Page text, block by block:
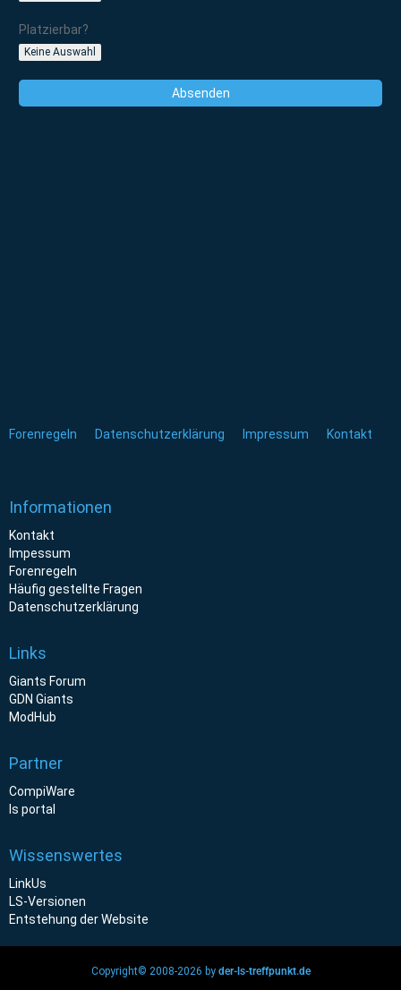
Platzierbar?
Keine Auswahl
Forenregeln Datenschutzerklärung Impressum Kontakt
Informationen
Kontakt
Impessum
Forenregeln
Häufig gestellte Fragen
Datenschutzerklärung
Links
Giants Forum
GDN Giants
ModHub
Partner
CompiWare
ls portal
Wissenswertes
LinkUs
LS-Versionen
Entstehung der Website
Copyright© 2008-2026 by der-ls-treffpunkt.de